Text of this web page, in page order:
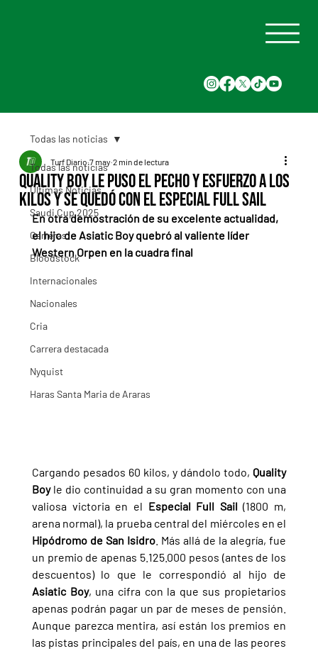
Todas las noticias
Últimas Noticias
Saudi Cup 2025
Carreras
Bloodstock
Internacionales
Nacionales
Cria
Carrera destacada
Nyquist
Haras Santa Maria de Araras
Todas las noticias
Quality Boy le puso el pecho y esfuerzo a los
kilos y se quedó con el Especial Full Sail
Turf Diario 7 may 2 min de lectura
En otra demostración de su excelente actualidad,
el hijo de Asiatic Boy quebró al valiente líder
Western Orpen en la cuadra final
Cargando pesados 60 kilos, y dándolo todo, Quality
Boy le dio continuidad a su gran momento con una
valiosa victoria en el Especial Full Sail (1800 m,
Hipódromo de San Isidro. Más allá de la alegría, fue
un premio de apenas 5.125.000 pesos (antes de los
Asiatic Boy, una cifra con la que sus propietarios
apenas podrán pagar un par de meses de pensión.
Aunque parezca mentira, así están los premios en
las pistas principales del país, en una de las peores